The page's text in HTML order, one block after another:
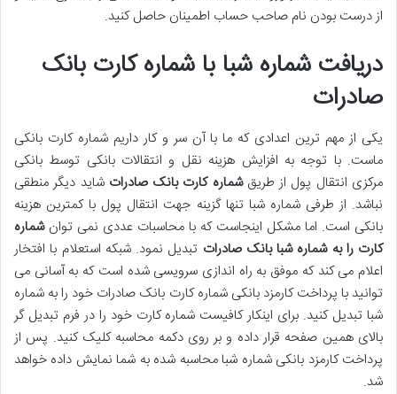
از درست بودن نام صاحب حساب اطمینان حاصل کنید.
دریافت شماره شبا با شماره کارت بانک
صادرات
یکی از مهم ترین اعدادی که ما با آن سر و کار داریم شماره کارت بانکی
ماست. با توجه به افزایش هزینه نقل و انتقالات بانکی توسط بانکی
مرکزی انتقال پول از طریقشماره کارت بانک صادرات شاید دیگر منطقی
نباشد. از طرفی شماره شبا تنها گزینه جهت انتقال پول با کمترین هزینه
بانکی است. اما مشکل اینجاست که با محاسبات عددی نمی توانشماره
کارت را به شماره شبا بانک صادرات تبدیل نمود. شبکه استعلام با افتخار
اعلام می کند که موفق به راه اندازی سرویسی شده است که به آسانی می
توانید با پرداخت کارمزد بانکی شماره کارت بانک صادرات خود را به شماره
شبا تبدیل کنید. برای اینکار کافیست شماره کارت خود را در فرم تبدیل گر
بالای همین صفحه قرار داده و بر روی دکمه محاسبه کلیک کنید. پس از
پرداخت کارمزد بانکی شماره شبا محاسبه شده به شما نمایش داده خواهد
شد.